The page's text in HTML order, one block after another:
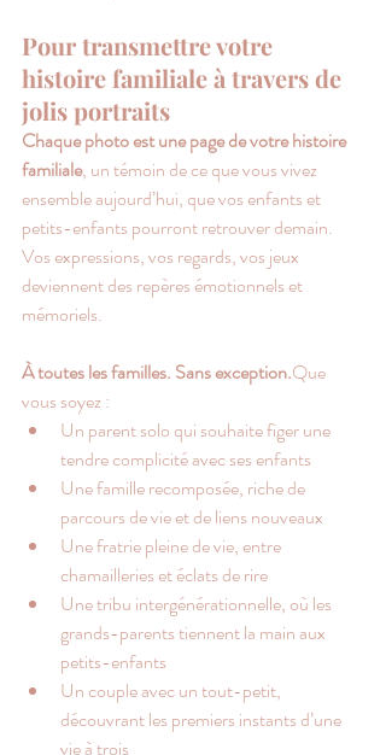
Pour transmettre votre
histoire familiale à travers de
jolis portraits
Chaque photo est une page de votre histoire
familiale, un témoin de ce que vous vivez
ensemble aujourd’hui, que vos enfants et
petits-enfants pourront retrouver demain.
Vos expressions, vos regards, vos jeux
deviennent des repères émotionnels et
mémoriels.
À toutes les familles. Sans exception.Que
vous soyez :
Un parent solo qui souhaite figer une
tendre complicité avec ses enfants
Une famille recomposée, riche de
parcours de vie et de liens nouveaux
Une fratrie pleine de vie, entre
chamailleries et éclats de rire
Une tribu intergénérationnelle, où les
grands-parents tiennent la main aux
petits-enfants
Un couple avec un tout-petit,
découvrant les premiers instants d’une
vie à trois